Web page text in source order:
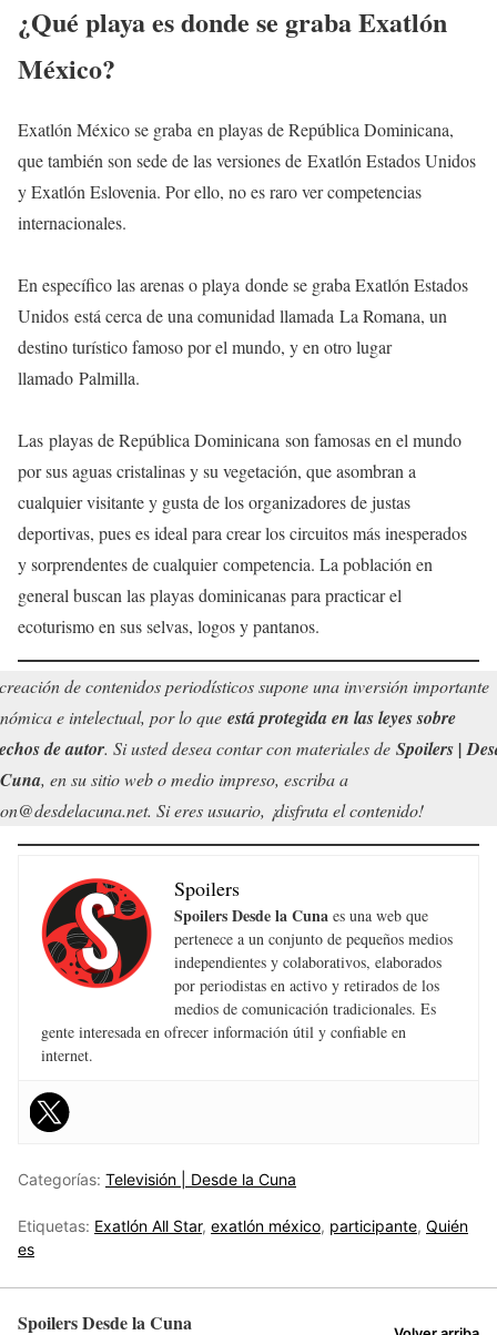
¿Qué playa es donde se graba Exatlón
México?
Exatlón México se graba en playas de República Dominicana,
que también son sede de las versiones de Exatlón Estados Unidos
y Exatlón Eslovenia. Por ello, no es raro ver competencias
internacionales.
En específico las arenas o playa donde se graba Exatlón Estados
Unidos está cerca de una comunidad llamada La Romana, un
destino turístico famoso por el mundo, y en otro lugar
llamado Palmilla.
Las playas de República Dominicana son famosas en el mundo
por sus aguas cristalinas y su vegetación, que asombran a
cualquier visitante y gusta de los organizadores de justas
deportivas, pues es ideal para crear los circuitos más inesperados
y sorprendentes de cualquier competencia. La población en
general buscan las playas dominicanas para practicar el
ecoturismo en sus selvas, logos y pantanos.
de contenidos periodísticos supone una inversión importante
e intelectual, por lo que está protegida en las leyes sobre
de autor. Si usted desea contar con materiales de Spoilers |
, en su sitio web o medio impreso, escriba a
Si eres usuario, ¡disfruta el contenido!
Spoilers
Spoilers Desde la Cuna es una web que
pertenece a un conjunto de pequeños medios
independientes y colaborativos, elaborados
por periodistas en activo y retirados de los
medios de comunicación tradicionales. Es
gente interesada en ofrecer información útil y confiable en
internet.
Categorías: Televisión | Desde la Cuna
Etiquetas: Exatlón All Star, exatlón méxico, participante, Quién
es
Spoilers Desde la Cuna